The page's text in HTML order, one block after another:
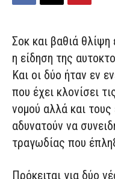
Σοκ και βαθιά θλίψη
η είδηση της
Και οι δύο ήταν εν
που έχει κλονίσει
νομού αλλά και
αδυνατούν να
τραγωδίας που
Πρόκειται για δύο